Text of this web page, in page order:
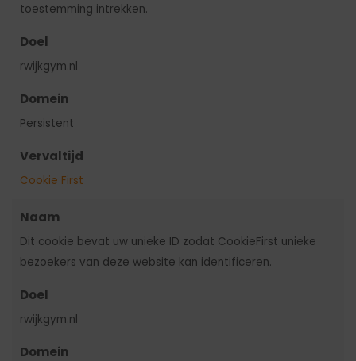
toestemming intrekken.
Doel
rwijkgym.nl
Domein
Persistent
Vervaltijd
Cookie First
Naam
Dit cookie bevat uw unieke ID zodat CookieFirst unieke
bezoekers van deze website kan identificeren.
Doel
rwijkgym.nl
Domein